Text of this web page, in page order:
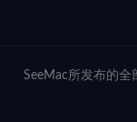
SeeMac所发布的